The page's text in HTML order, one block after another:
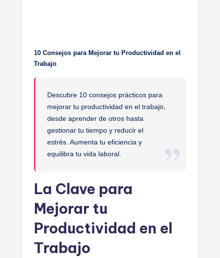
10 Consejos para Mejorar tu Productividad en el
Trabajo
Descubre 10 consejos prácticos para
mejorar tu productividad en el trabajo,
desde aprender de otros hasta
gestionar tu tiempo y reducir el
estrés. Aumenta tu eficiencia y
equilibra tu vida laboral.
La Clave para
Mejorar tu
Productividad en el
Trabajo